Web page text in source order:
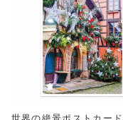
世界の絶景ポストカー